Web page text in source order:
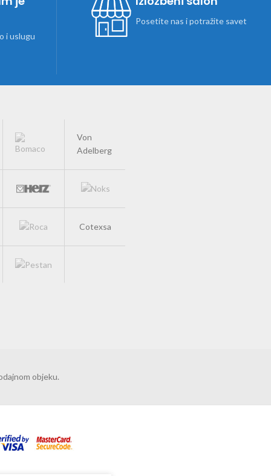
i uslugu
Posetite nas i potražite savet
Von
Adelberg
Cotexsa
objeku.